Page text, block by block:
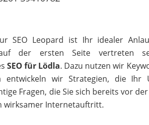
SEO Leopard ist Ihr idealer
auf der ersten Seite vertreten
SEO für Lödla. Dazu nutzen wir
entwickeln wir Strategien, die
Fragen, die Sie sich bereits vor
wirksamer Internetauftritt.